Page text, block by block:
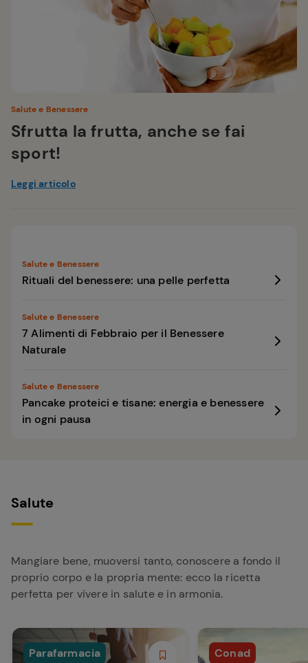
Salute e Benessere
Sfrutta la frutta, anche se fai
sport!
Leggi articolo
Salute e Benessere
Rituali del benessere: una pelle perfetta
Salute e Benessere
7 Alimenti di Febbraio per il Benessere
Naturale
Salute e Benessere
Pancake proteici e tisane: energia e benessere
in ogni pausa
Salute
Mangiare bene, muoversi tanto, conoscere a fondo il
proprio corpo e la propria mente: ecco la ricetta
perfetta per vivere in salute e in armonia.
Parafarmacia Conad